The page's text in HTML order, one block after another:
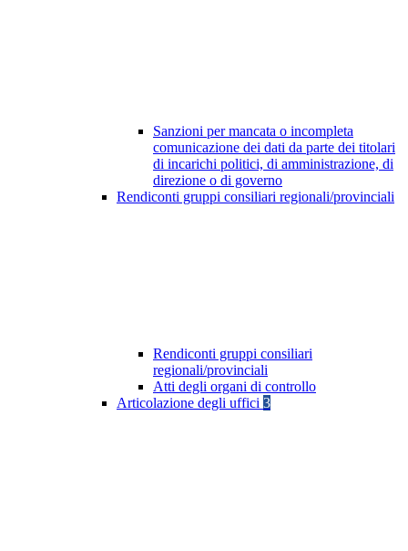
Sanzioni per mancata o incompleta
comunicazione dei dati da parte dei titolari
di incarichi politici, di amministrazione, di
direzione o di governo
Rendiconti gruppi consiliari regionali/provinciali
Rendiconti gruppi consiliari
regionali/provinciali
Atti degli organi di controllo
Articolazione degli uffici 3